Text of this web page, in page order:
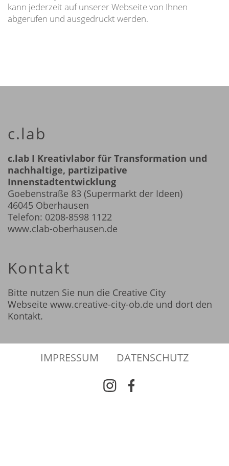
kann jederzeit auf unserer Webseite von Ihnen
abgerufen und ausgedruckt werden.
c.lab
c.lab I Kreativlabor für Transformation und
nachhaltige, partizipative
Innenstadtentwicklung
Goebenstraße 83 (Supermarkt der Ideen)
46045 Oberhausen
Telefon: 0208-8598 1122
www.clab-oberhausen.de
Kontakt
Bitte nutzen Sie nun die Creative City
Webseite www.creative-city-ob.de und dort den
Kontakt.
IMPRESSUM DATENSCHUTZ